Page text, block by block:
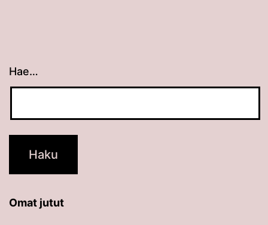
Hae…
Kun tuloksia tulee, voit selata niitä
Omat jutut